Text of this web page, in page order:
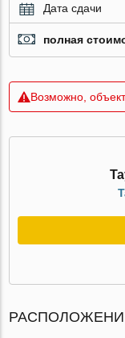
Дата сдачи
полная
Возможно,